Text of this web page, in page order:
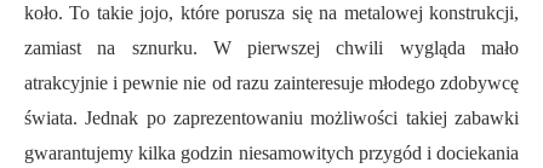
koło. To takie jojo, które porusza się na metalowej konstrukcji,
zamiast na sznurku. W pierwszej chwili wygląda mało
atrakcyjnie i pewnie nie od razu zainteresuje młodego zdobywcę
świata. Jednak po zaprezentowaniu możliwości takiej zabawki
gwarantujemy kilka godzin niesamowitych przygód i dociekania